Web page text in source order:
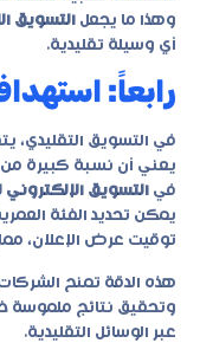
وهذا ما يجعل التسويق
أي وسيلة تقليدية.
رابعاً:
في التسويق التقليدي،
يعني أن نسبة كبيرة من
في التسويق الإلكتروني
يمكن تحديد الفئة
توقيت عرض الإعلان،
هذه الدقة تمنح
وتحقيق نتائج ملموسة
عبر الوسائل التقليدية.